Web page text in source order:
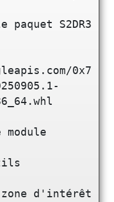
S2DR3
0x7
d'intérêt